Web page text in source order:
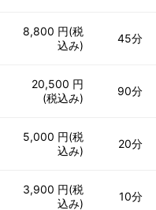
8,800 円(税
込み)
45分
20,500 円
(税込み)
90分
5,000 円(税
込み)
20分
3,900 円(税
込み)
10分